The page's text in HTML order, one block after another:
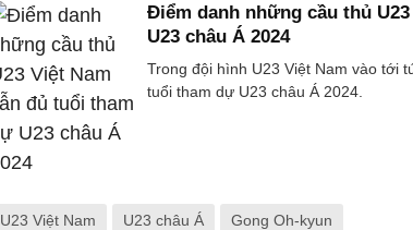
Điểm danh những cầu thủ
U23 châu Á 2024
Trong đội hình U23 Việt Nam vào tới
tuổi tham dự U23 châu Á 2024.
U23 Việt Nam U23 châu Á Gong Oh-kyun